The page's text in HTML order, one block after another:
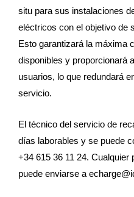
situ para sus instalaciones
eléctricos con el objetivo de
Esto garantizará la máxima
disponibles y proporcionará
usuarios, lo que redundará
servicio.
El técnico del servicio de
días laborables y se puede
+34 615 36 11 24.
puede enviarse a